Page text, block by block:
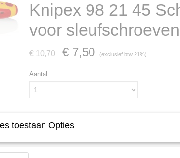
Knipex 98 21 45
voor sleufschroeven
€ 10,70 € 7,50 (exclusief btw 21%)
Aantal
IN WINKELWAGEN
toestaan Opties